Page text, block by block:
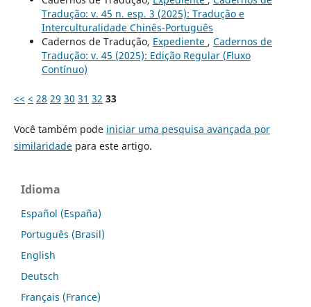
Tradução: v. 45 n. esp. 3 (2025): Tradução e
Interculturalidade Chinês-Português
Cadernos de Tradução, Expediente , Cadernos de
Tradução: v. 45 (2025): Edição Regular (Fluxo
Contínuo)
<< < 28 29 30 31 32 33
Você também pode iniciar uma pesquisa avançada por
similaridadepara este artigo.
Idioma
Español (España)
Português (Brasil)
English
Deutsch
Français (France)